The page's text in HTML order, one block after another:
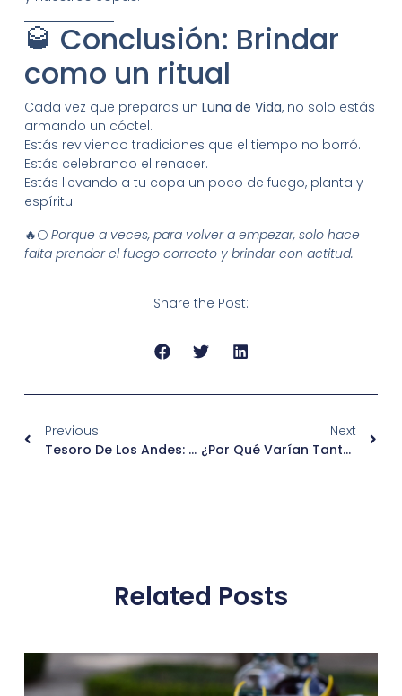
🥃 Conclusión: Brindar
como un ritual
Cada vez que preparas un Luna de Vida, no solo estás
armando un cóctel.
Estás reviviendo tradiciones que el tiempo no borró.
Estás celebrando el renacer.
Estás llevando a tu copa un poco de fuego, planta y
espíritu.
🔥🌕 Porque a veces, para volver a empezar, solo hace
falta prender el fuego correcto y brindar con actitud.
Share the Post:
Previous
Tesoro De Los Andes: Un Cóctel Sencillo, Brillante Y Con Alma De Altura
Next
¿Por Qué Varían Tanto Los Precios Del Ron En Ecuador? Y Cómo Elegir El Mejor Para Ti
Related Posts